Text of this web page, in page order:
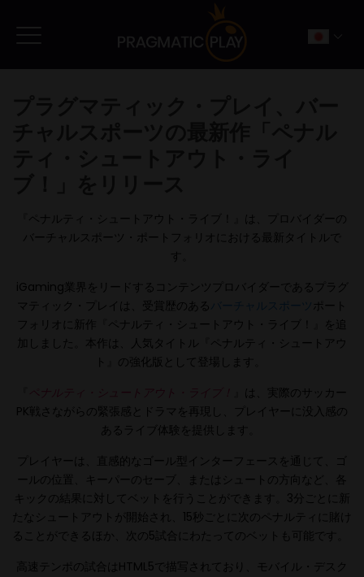
『ペナルティ・シュートアウト・ライブ！』は、プロバイダーの
バーチャルスポーツ・ポートフォリオにおける最新タイトルで
す。
iGaming業界をリードするコンテンツプロバイダーであるプラグ
マティック・プレイは、受賞歴のある バーチャルスポーツ ポート
フォリオに新作『ペナルティ・シュートアウト・ライブ！』を追
加しました。本作は、人気タイトル『ペナルティ・シュートアウ
ト』の強化版として登場します。
ペナルティ・シュートアウト・ライブ！
』は、実際のサッカー
PK戦さながらの緊張感とドラマを再現し、プレイヤーに没入感の
あるライブ体験を提供します。
プレイヤーは、直感的なゴール型インターフェースを通じて、ゴ
ールの位置、キーパーのセーブ、またはシュートの方向など、各
キックの結果に対してベットを行うことができます。3分ごとに新
たなシュートアウトが開始され、15秒ごとに次のペナルティに賭け
ることができるほか、次の5試合にわたってのベットも可能です。
高速テンポの試合はHTML5で描写されており、モバイル・デスク